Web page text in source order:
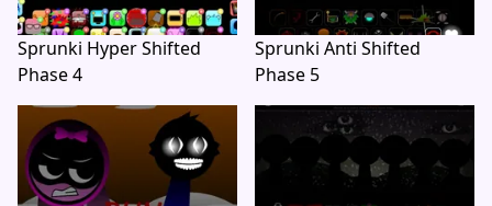
Sprunki Hyper Shifted
Phase 4
Sprunki Anti Shifted
Phase 5